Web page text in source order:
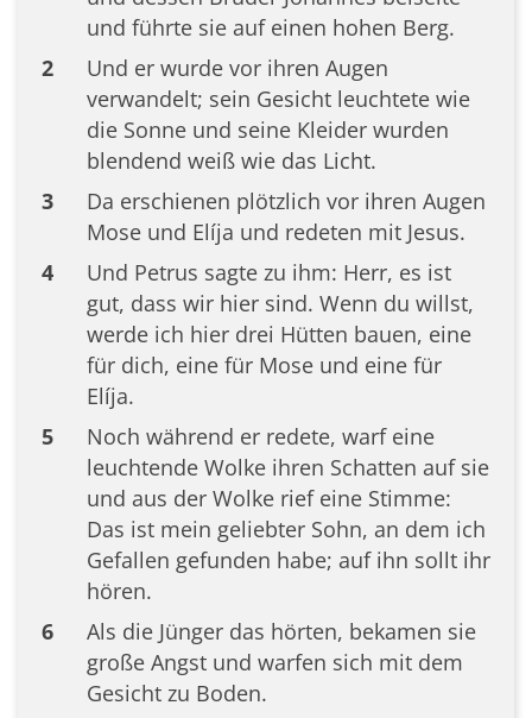
und führte sie auf einen hohen Berg.
2
Und er wurde vor ihren Augen
verwandelt; sein Gesicht leuchtete wie
die Sonne und seine Kleider wurden
blendend weiß wie das Licht.
3
Da erschienen plötzlich vor ihren Augen
Mose und Elíja und redeten mit Jesus.
4
Und Petrus sagte zu ihm: Herr, es ist
gut, dass wir hier sind. Wenn du willst,
werde ich hier drei Hütten bauen, eine
für dich, eine für Mose und eine für
Elíja.
5
Noch während er redete, warf eine
leuchtende Wolke ihren Schatten auf sie
und aus der Wolke rief eine Stimme:
Das ist mein geliebter Sohn, an dem ich
Gefallen gefunden habe; auf ihn sollt ihr
hören.
6
Als die Jünger das hörten, bekamen sie
große Angst und warfen sich mit dem
Gesicht zu Boden.